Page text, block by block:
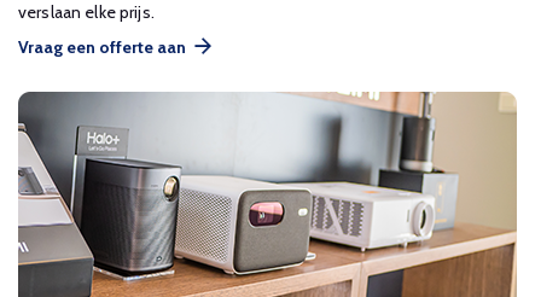
verslaan elke prijs.
Vraag een offerte aan